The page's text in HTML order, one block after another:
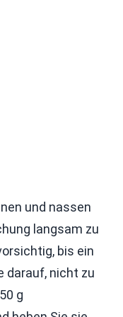
und nassen
langsam zu
bis ein
darauf, nicht zu
g